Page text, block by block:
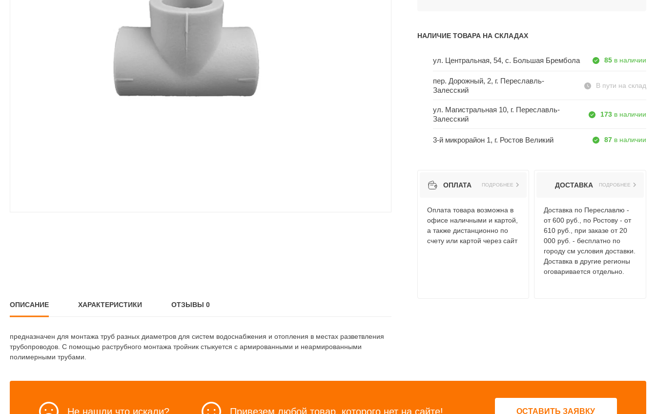
НАЛИЧИЕ ТОВАРА НА СКЛАДАХ
ул. Центральная, 54, c. Большая Брембола 85 в наличии
пер. Дорожный, 2, г. Переславль-
Залесский
В пути на склад
ул. Магистральная 10, г. Переславль-
Залесский
173 в наличии
3-й микрорайон 1, г. Ростов Великий 87 в наличии
ОПЛАТА ПОДРОБНЕЕ
Оплата товара возможна в
офисе наличными и картой,
а также дистанционно по
счету или картой через сайт
ДОСТАВКА ПОДРОБНЕЕ
Доставка по Переславлю -
от 600 руб., по Ростову - от
610 руб., при заказе от 20
000 руб. - бесплатно по
городу см условия доставки.
Доставка в другие регионы
оговаривается отдельно.
ОПИСАНИЕ ХАРАКТЕРИСТИКИ ОТЗЫВЫ 0
предназначен для монтажа труб разных диаметров для систем водоснабжения и отопления в местах разветвления
трубопроводов. С помощью раструбного монтажа тройник стыкуется с армированными и неармированными
полимерными трубами.
Не нашли что искали? Привезем любой товар, которого нет на сайте! ОСТАВИТЬ ЗАЯВКУ